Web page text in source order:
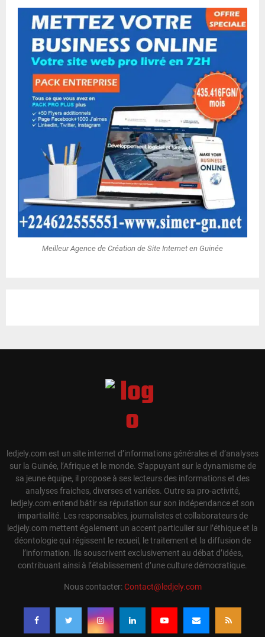
Meilleur Agence de Création de Site Internet en Guinée
ledjely.com est un site internet d’informations générales et d’analyses
sur la Guinée, l’Afrique et le monde. S’appuyant sur le dynamisme de
sa jeune équipe, il propose à ses lecteurs des informations et des
analyses fraiches, diverses et variées. Outre sa pro-activité,
ledjely.com entend bâtir sa réputation sur son indépendance et son
impartialité. Les responsables, journalistes et collaborateurs de
ledjely.com mettent également un accent particulier sur l’éthique et la
déontologie qui régissent le recueil, le traitement et la diffusion de
l’information. Ils souscrivent exclusivement au débat d’idées,
contribuant ainsi à l’établissement d’une culture démocratique.
Nous contacter:Contact@ledjely.com